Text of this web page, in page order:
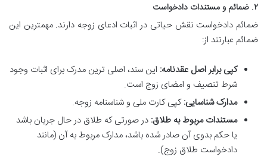
۲. ضمائم و مستندات دادخواست
ضمائم دادخواست نقش حیاتی در اثبات ادعای زوجه دارند. مهمترین این
ضمائم عبارتند از:
کپی برابر اصل عقدنامه: این سند، اصلی ترین مدرک برای اثبات وجود
شرط تنصیف و امضای زوج است.
مدارک شناسایی:کپی کارت ملی و شناسنامه زوجه.
مستندات مربوط به طلاق: در صورتی که طلاق در حال جریان باشد
یا حکم بدوی آن صادر شده باشد، مدارک مربوط به آن (مانند
دادخواست طلاق زوج).